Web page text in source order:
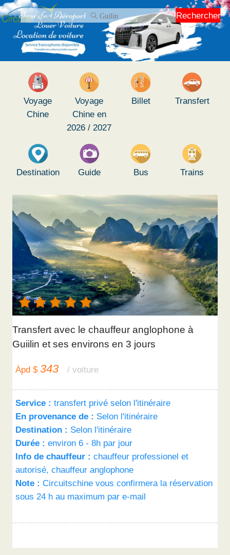
Rechercher
Voyage
Chine
Voyage
Chine en
2026 / 2027
Billet Transfert
Destination Guide Bus Trains
Transfert avec le chauffeur anglophone à
Guiilin et ses environs en 3 jours
Àpd $ 343 / voiture
Service : transfert privé selon l'itinéraire
En provenance de : Selon l'itinéraire
Destination : Selon l'itinéraire
Durée : environ 6 - 8h par jour
Info de chauffeur : chauffeur professionel et
autorisé, chauffeur anglophone
Note : Circuitschine vous confirmera la réservation
sous 24 h au maximum par e-mail